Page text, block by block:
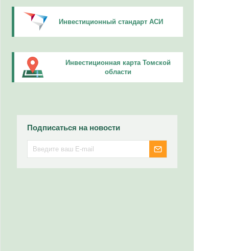
Инвестиционный стандарт АСИ
Инвестиционная карта Томской
области
Подписаться на новости